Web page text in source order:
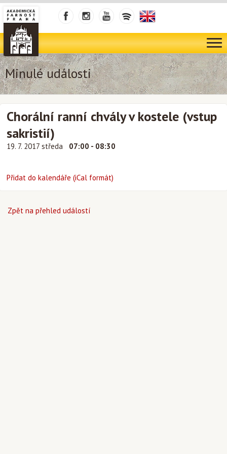
Minulé události
Chorální ranní chvály v kostele (vstup
sakristií)
19. 7. 2017 středa 07:00 - 08:30
Přidat do kalendáře (iCal formát)
Zpět na přehled událostí